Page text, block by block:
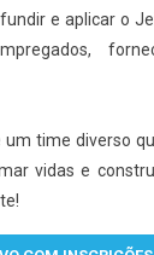
e aplicar o
time diverso
vidas e